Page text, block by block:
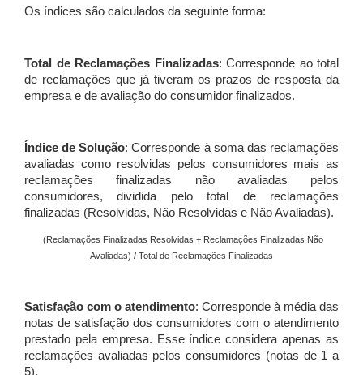
Os índices são calculados da seguinte forma:
Total de Reclamações Finalizadas: Corresponde ao total
de reclamações que já tiveram os prazos de resposta da
empresa e de avaliação do consumidor finalizados.
Índice de Solução: Corresponde à soma das reclamações
avaliadas como resolvidas pelos consumidores mais as
reclamações finalizadas não avaliadas pelos
consumidores, dividida pelo total de reclamações
finalizadas (Resolvidas, Não Resolvidas e Não Avaliadas).
(Reclamações Finalizadas Resolvidas + Reclamações Finalizadas Não
Avaliadas) / Total de Reclamações Finalizadas
Satisfação com o atendimento: Corresponde à média das
notas de satisfação dos consumidores com o atendimento
prestado pela empresa. Esse índice considera apenas as
reclamações avaliadas pelos consumidores (notas de 1 a
5).